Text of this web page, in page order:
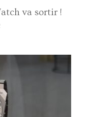
va sortir !